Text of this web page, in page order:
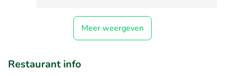
Meer weergeven
Restaurant info